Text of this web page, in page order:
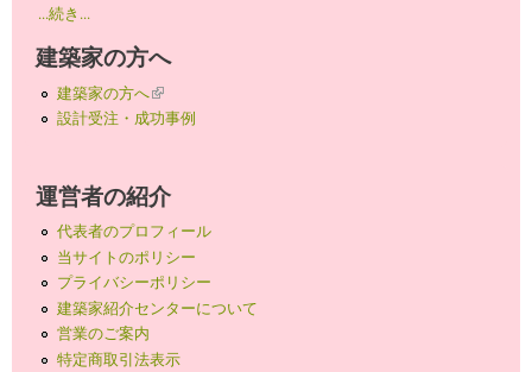
...続き...
建築家の方へ
建築家の方へ(link is external)
設計受注・成功事例
運営者の紹介
代表者のプロフィール
当サイトのポリシー
プライバシーポリシー
建築家紹介センターについて
営業のご案内
特定商取引法表示